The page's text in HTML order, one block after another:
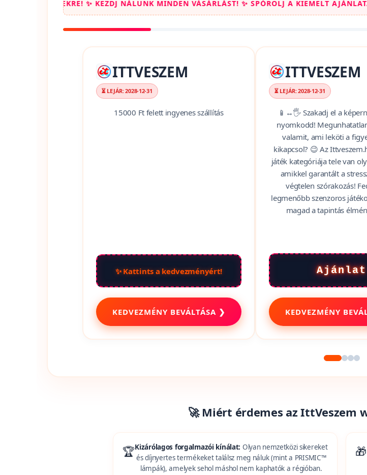
🔥 ITTVESZEM KIEMELT AJÁNLATOK
MINDEN VÁSÁRLÁST! ✨ SPÓROLJ A KIEMELT AJÁNLATAINKKAL! ✨ NÁLUNK MINDIG
ITTVESZEM
✨ Kattints a kedvezményért!
ITTVESZEM
⏳ LEJÁR: 2028-12-31
📱↔️🖐️ Szakadj el a
nyomkodd!
valamit, ami leköti a
kikapcsol? 😉 Az
játék kategóriája tele van
magad a tapintás
Ajánlat
KEDVEZMÉNY
🚀 Miért érdemes az IttVeszem